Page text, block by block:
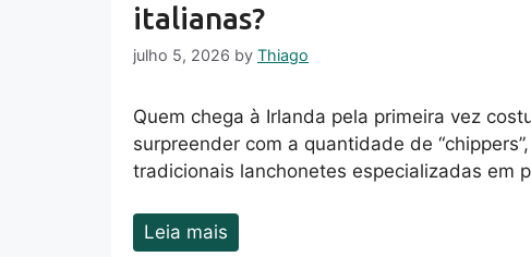
italianas?
julho 5, 2026 by Thiago
Quem chega à Irlanda pela primeira vez
surpreender com a quantidade de
tradicionais lanchonetes especializadas em
Leia mais